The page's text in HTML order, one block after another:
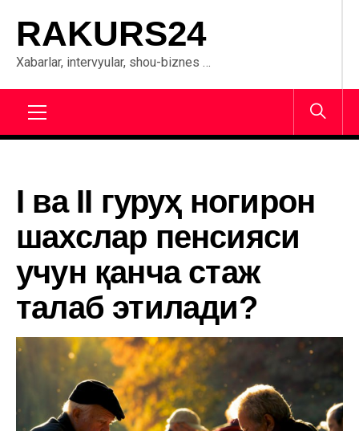
content
RAKURS24
Xabarlar, intervyular, shou-biznes …
I ва II гуруҳ ногирон
шахслар пенсияси
учун қанча стаж
талаб этилади?